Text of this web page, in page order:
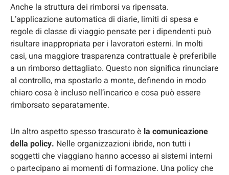
Anche la struttura dei rimborsi va ripensata.
L’applicazione automatica di diarie, limiti di spesa e
regole di classe di viaggio pensate per i dipendenti può
risultare inappropriata per i lavoratori esterni. In molti
casi, una maggiore trasparenza contrattuale è preferibile
a un rimborso dettagliato. Questo non significa rinunciare
al controllo, ma spostarlo a monte, definendo in modo
chiaro cosa è incluso nell’incarico e cosa può essere
rimborsato separatamente.
Un altro aspetto spesso trascurato è la comunicazione
della policy. Nelle organizzazioni ibride, non tutti i
soggetti che viaggiano hanno accesso ai sistemi interni
o partecipano ai momenti di formazione. Una policy che